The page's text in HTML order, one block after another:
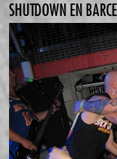
SHUTDOWN EN